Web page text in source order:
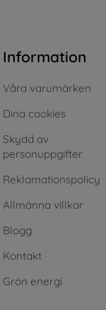
Information
Våra varumärken
Dina cookies
Skydd av
personuppgifter
Reklamationspolicy
Allmänna villkor
Blogg
Kontakt
Grön energi